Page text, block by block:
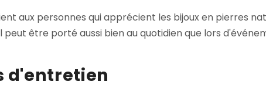
aux personnes qui apprécient les bijoux en pierres
être porté aussi bien au quotidien que lors
d'entretien